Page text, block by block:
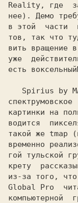
Reality, где
нее). Демо
в этой  части
тов, так что
вить вращение
уже
есть воксельный
Spirius by
картинки на
водится
такой же tmap
временно
гой тульской
крету
из-за того,
Global Pro
компьютерной